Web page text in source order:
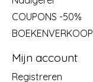
COUPONS -50%
BOEKENVERKOOP
Mijn account
Registreren